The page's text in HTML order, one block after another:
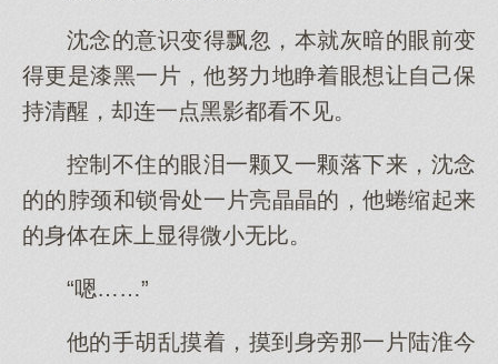
沈念的意识变得飘忽，本就灰暗的眼前变
得更是漆黑一片，他努力地睁着眼想让自己保
持清醒，却连一点黑影都看不见。
控制不住的眼泪一颗又一颗落下来，沈念
的的脖颈和锁骨处一片亮晶晶的，他蜷缩起来
的身体在床上显得微小无比。
“嗯……”
他的手胡乱摸着，摸到身旁那一片陆淮今